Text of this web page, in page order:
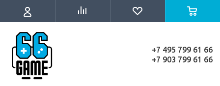
+7 495 799 61 66
+7 903 799 61 66